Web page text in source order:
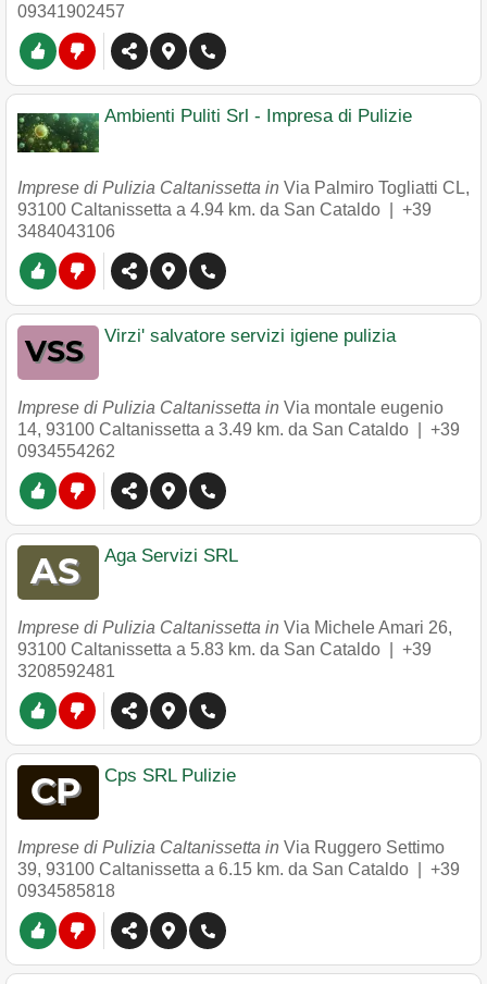
09341902457
Ambienti Puliti Srl - Impresa di Pulizie
Imprese di Pulizia Caltanissetta in Via Palmiro Togliatti CL,
93100 Caltanissetta a 4.94 km. da San Cataldo | +39
3484043106
Virzi' salvatore servizi igiene pulizia
Imprese di Pulizia Caltanissetta in Via montale eugenio
14, 93100 Caltanissetta a 3.49 km. da San Cataldo | +39
0934554262
Aga Servizi SRL
Imprese di Pulizia Caltanissetta in Via Michele Amari 26,
93100 Caltanissetta a 5.83 km. da San Cataldo | +39
3208592481
Cps SRL Pulizie
Imprese di Pulizia Caltanissetta in Via Ruggero Settimo
39, 93100 Caltanissetta a 6.15 km. da San Cataldo | +39
0934585818